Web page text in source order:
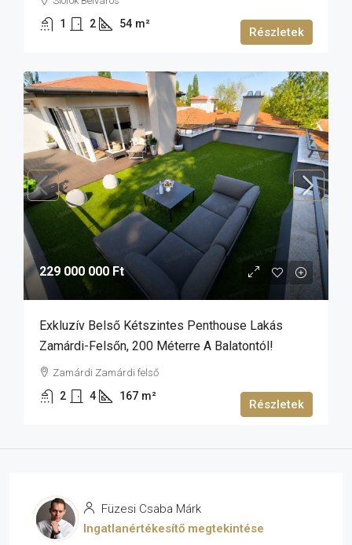
1 2 54 m²
Részletek
229 000 000 Ft
Exkluzív Belső Kétszintes Penthouse Lakás
Zamárdi-Felsőn, 200 Méterre A Balatontól!
Zamárdi Zamárdi felső
2 4 167 m²
Részletek
Füzesi Csaba Márk
Ingatlanértékesítő megtekintése